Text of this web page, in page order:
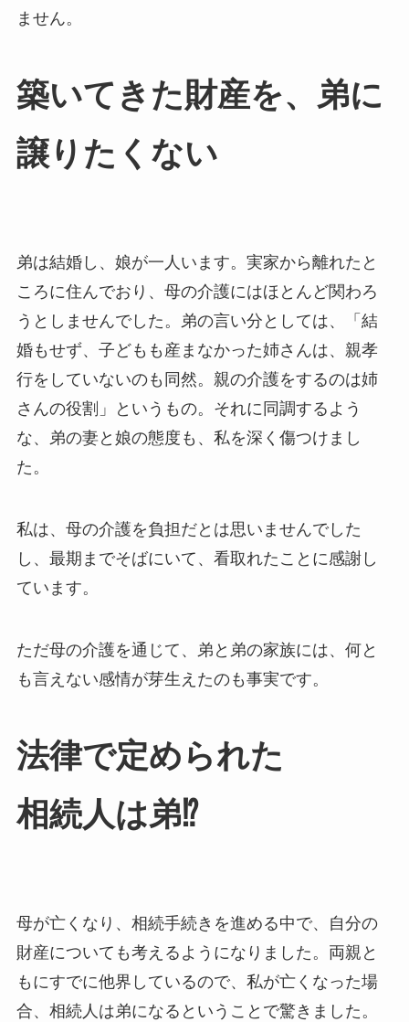
ません。
築いてきた​財産を、​弟に​
譲りたくない
弟は結婚し、娘が一人います。実家から離れたと
ころに住んでおり、母の介護にはほとんど関わろ
うとしませんでした。弟の言い分としては、「結
婚もせず、子どもも産まなかった姉さんは、親孝
行をしていないのも同然。親の介護をするのは姉
さんの役割」というもの。それに同調するよう
な、弟の妻と娘の態度も、私を深く傷つけまし
た。
私は、母の介護を負担だとは思いませんでした
し、最期までそばにいて、看取れたことに感謝し
ています。
ただ母の介護を通じて、弟と弟の家族には、何と
も言えない感情が芽生えたのも事実です。
法律で​定められた​
相続人は​弟⁉
母が亡くなり、相続手続きを進める中で、自分の
財産についても考えるようになりました。両親と
もにすでに他界しているので、私が亡くなった場
合、相続人は弟になるということで驚きました。